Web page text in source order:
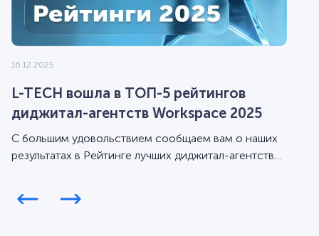
16.12.2025
L-TECH вошла в ТОП-5 рейтингов
диджитал-агентств Workspace 2025
С большим удовольствием сообщаем вам о наших
результатах в Рейтинге лучших диджитал-агентств